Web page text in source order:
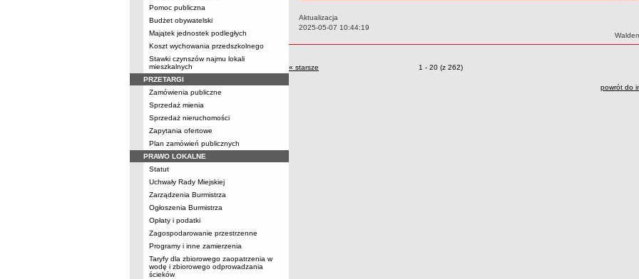
Pomoc publiczna
Budżet obywatelski
Majątek jednostek podległych
Koszt wychowania przedszkolnego
Stawki czynszów najmu lokali
mieszkalnych
PRZETARGI
Zamówienia publiczne
Sprzedaż mienia
Sprzedaż nieruchomości
Zapytania ofertowe
Plan zamówień publicznych
PRAWO LOKALNE
Statut
Uchwały Rady Miejskiej
Zarządzenia Burmistrza
Ogłoszenia Burmistrza
Opłaty i podatki
Zagospodarowanie przestrzenne
Programy i inne zamierzenia
Taryfy dla zbiorowego zaopatrzenia w
wodę i zbiorowego odprowadzania
ścieków
Aktualizacja
Data:
2025-05-07 10:44:19
Autor:
« starsze Zmiany o pozycjach
1 - 20 (z 262)
powrót do